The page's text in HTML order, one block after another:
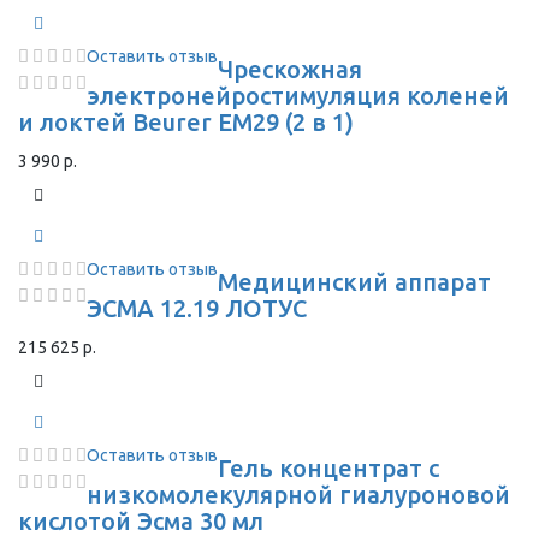
Оставить отзывЧрескожная
электронейростимуляция коленей
и локтей Beurer EM29 (2 в 1)
3 990 р.
Оставить отзывМедицинский аппарат
ЭСМА 12.19 ЛОТУС
215 625 р.
Оставить отзывГель концентрат с
низкомолекулярной гиалуроновой
кислотой Эсма 30 мл